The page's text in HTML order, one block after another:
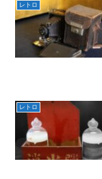
レトロ
レトロ